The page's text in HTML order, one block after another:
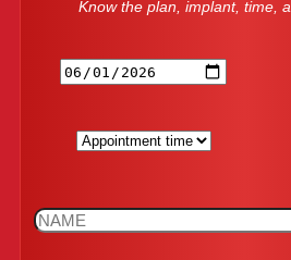
Know the plan, implant, time,